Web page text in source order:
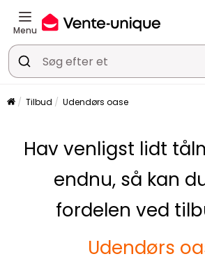
Menu
Tilbud Udendørs oase
Hav venligst lidt
endnu, så kan
fordelen ved
Udendørs